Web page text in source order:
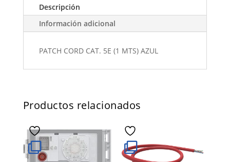
Descripción
Información adicional
PATCH CORD CAT. 5E (1 MTS) AZUL
Productos relacionados